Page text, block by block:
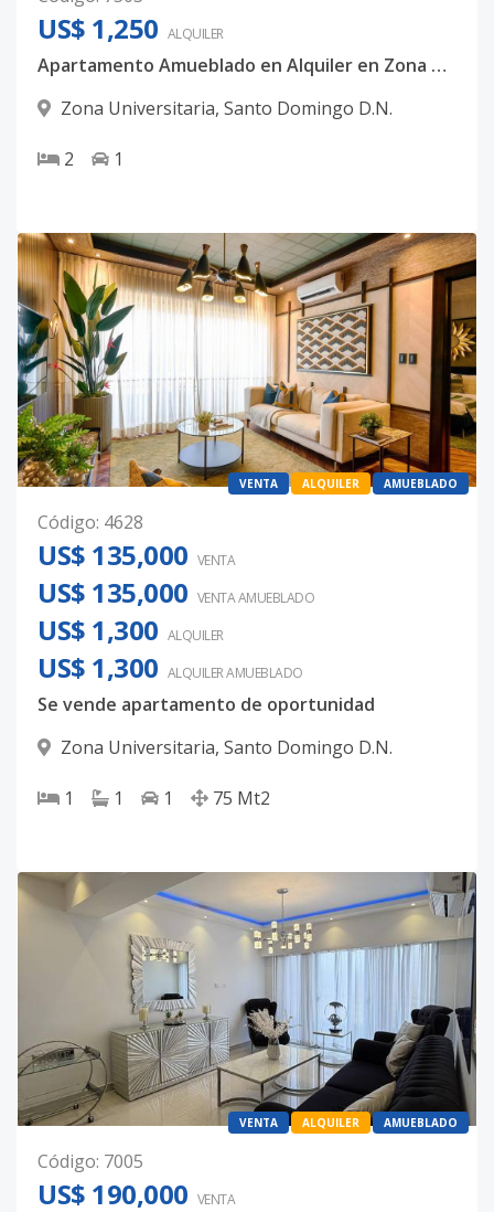
US$ 1,250 ALQUILER
Apartamento Amueblado en Alquiler en Zona Universitaria | 2 Hab | Torre con Amenidades
Zona Universitaria, Santo Domingo D.N.
2 1
VENTA ALQUILER AMUEBLADO
Código: 4628
US$ 135,000 VENTA
US$ 135,000 VENTA AMUEBLADO
US$ 1,300 ALQUILER
US$ 1,300 ALQUILERAMUEBLADO
Se vende apartamento de oportunidad
Zona Universitaria, Santo Domingo D.N.
1 1 1 75 Mt2
VENTA ALQUILER AMUEBLADO
Código: 7005
US$ 190,000 VENTA